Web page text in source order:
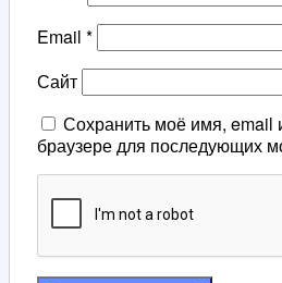
Email *
Сайт
Сохранить моё имя, email
браузере для последующих